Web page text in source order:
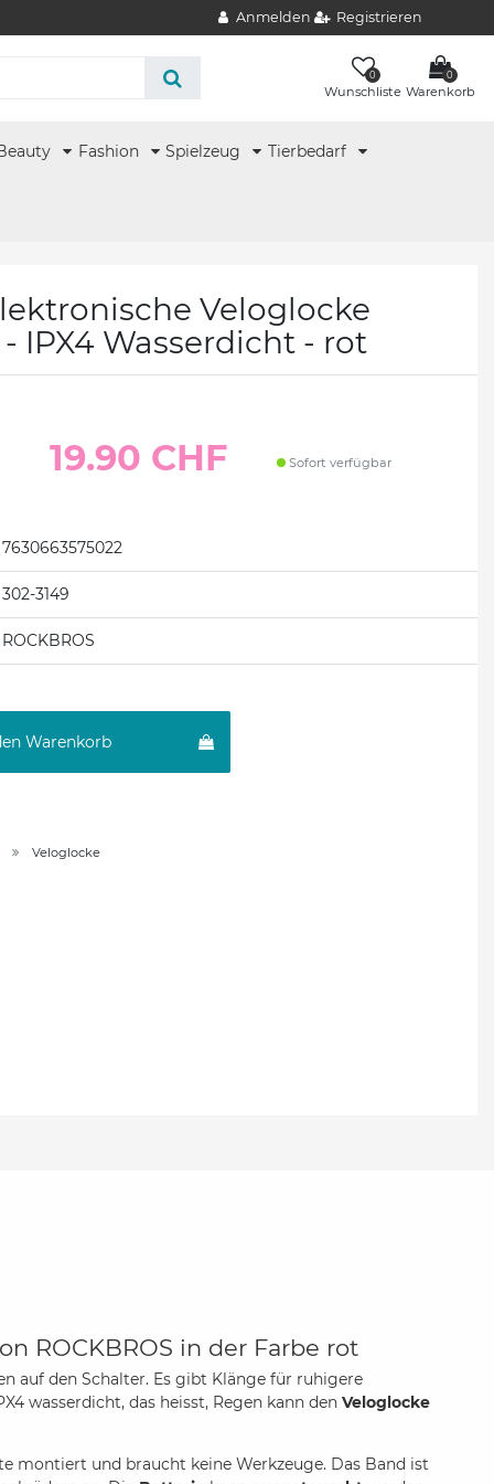
Anmelden Registrieren
0
Wunschliste
0
Warenkorb
Fashion Spielzeug Tierbedarf
Veloglocke
IPX4 Wasserdicht - rot
19.90 CHF Sofort verfügbar
7630663575022
302-3149
ROCKBROS
Warenkorb
Veloglocke
ROCKBROS in der Farbe rot
auf den Schalter. Es gibt Klänge für ruhigere
wasserdicht, das heisst, Regen kann den Veloglocke
montiert und braucht keine Werkzeuge. Das Band ist